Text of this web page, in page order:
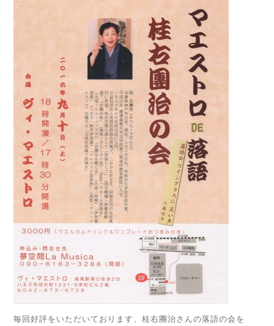
毎回好評をいただいております、桂右團治さんの落語の会を